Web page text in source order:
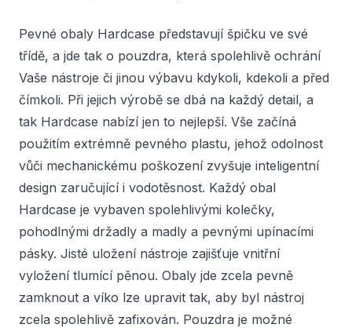
Pevné obaly Hardcase představují špičku ve své
třídě, a jde tak o pouzdra, která spolehlivě ochrání
Vaše nástroje či jinou výbavu kdykoli, kdekoli a před
čímkoli. Při jejich výrobě se dbá na každý detail, a
tak Hardcase nabízí jen to nejlepší. Vše začíná
použitím extrémně pevného plastu, jehož odolnost
vůči mechanickému poškození zvyšuje inteligentní
design zaručující i vodotěsnost. Každý obal
Hardcase je vybaven spolehlivými kolečky,
pohodlnými držadly a madly a pevnými upínacími
pásky. Jisté uložení nástroje zajišťuje vnitřní
vyložení tlumící pěnou. Obaly jde zcela pevně
zamknout a víko lze upravit tak, aby byl nástroj
zcela spolehlivě zafixován. Pouzdra je možné